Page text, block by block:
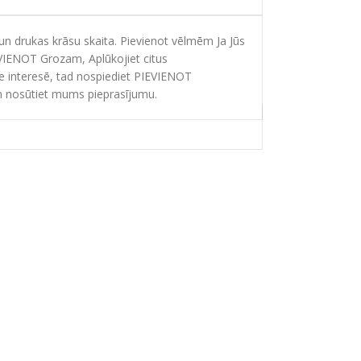
drukas krāsu skaita. Pievienot vēlmēm Ja Jūs
Grozam, Aplūkojiet citus
tad nospiediet PIEVIENOT
nosūtiet mums pieprasījumu.